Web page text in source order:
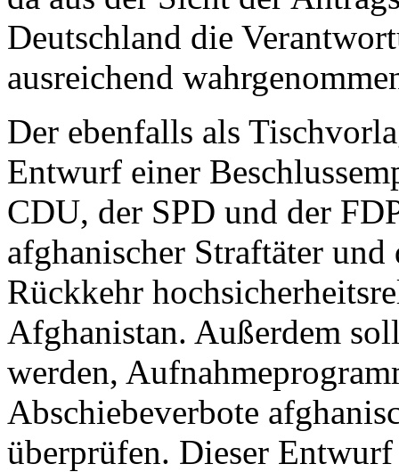
Deutschland die
ausreichend
Der ebenfalls als
Entwurf einer
CDU, der SPD und der
afghanischer Straftäter
Rückkehr
Afghanistan. Außerdem
werden,
Abschiebeverbote
überprüfen. Dieser